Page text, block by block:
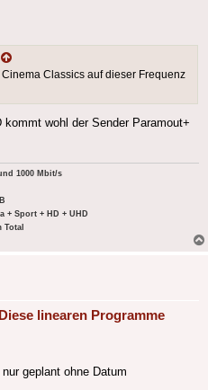
Classics auf dieser Frequenz
wohl der Sender Paramout+
1000 Mbit/s
+ Sport + HD + UHD
Total
linearen Programme
geplant ohne Datum